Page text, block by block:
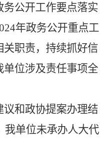
务公开工作要点落实
年政务公开重点工
关职责，持续抓好信
单位涉及责任事项全
议和政协提案办理结
我单位未承办人大代